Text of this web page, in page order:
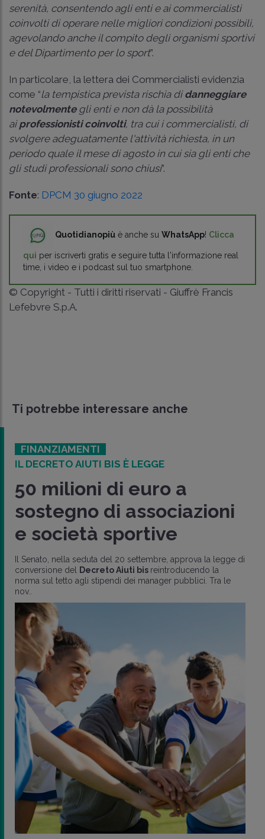
serenità, consentendo agli enti e ai commercialisti
coinvolti di operare nelle migliori condizioni possibili,
agevolando anche il compito degli organismi sportivi
e del Dipartimento per lo sport”.
In particolare, la lettera dei Commercialisti evidenzia
come “la tempistica prevista rischia didanneggiare
notevolmentegli enti e non dà la possibilità
aiprofessionisti coinvolti, tra cui i commercialisti, di
svolgere adeguatamente l'attività richiesta, in un
periodo quale il mese di agosto in cui sia gli enti che
gli studi professionali sono chiusi”.
Fonte: DPCM 30 giugno 2022
Quotidianopiù è anche su WhatsApp! Clicca
qui per iscriverti gratis e seguire tutta l'informazione real
time, i video e i podcast sul tuo smartphone.
© Copyright - Tutti i diritti riservati - Giuffrè Francis
Lefebvre S.p.A.
Ti potrebbe interessare anche
FINANZIAMENTI
IL DECRETO AIUTI BIS È LEGGE
50 milioni di euro a
sostegno di associazioni
e società sportive
Il Senato, nella seduta del 20 settembre, approva la legge di
conversione del
Decreto Aiuti bis reintroducendo la
norma sul tetto agli stipendi dei manager pubblici. Tra le
nov..